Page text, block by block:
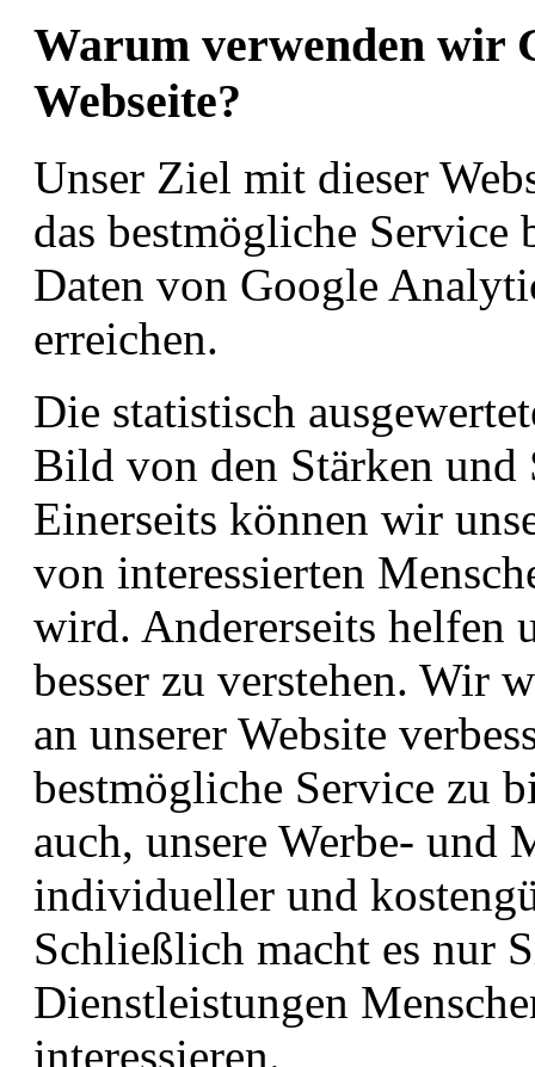
Warum verwenden wir
Webseite?
Unser Ziel mit dieser
das bestmögliche
Daten von Google
erreichen.
Die statistisch
Bild von den Stärken und
Einerseits können wir
von interessierten
wird. Andererseits helfen
besser zu verstehen. Wir
an unserer Website
bestmögliche Service zu
auch, unsere Werbe- und
individueller und
Schließlich macht es nur
Dienstleistungen
interessieren.